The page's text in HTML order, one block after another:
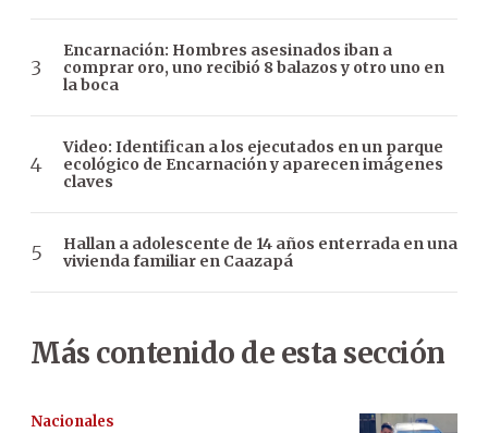
Encarnación: Hombres asesinados iban a
comprar oro, uno recibió 8 balazos y otro uno en
la boca
Video: Identifican a los ejecutados en un parque
ecológico de Encarnación y aparecen imágenes
claves
Hallan a adolescente de 14 años enterrada en una
vivienda familiar en Caazapá
Más contenido de esta sección
Nacionales